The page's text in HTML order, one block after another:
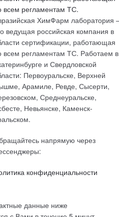
ХимФарм лаборатория
ведущая российская компания в
сертификации, работающая
всем регламентам ТС. Работаем в
и Свердловской
Первоуральске, Верхней
Арамиле, Ревде, Сысерти,
Среднеуральске,
Невьянске, Каменск-
напрямую через
конфиденциальности
данные ниже